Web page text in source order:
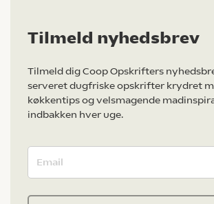
Tilmeld nyhedsbrev
Tilmeld dig Coop Opskrifters
serveret dugfriske opskrifter krydret
køkkentips og velsmagende
indbakken hver uge.